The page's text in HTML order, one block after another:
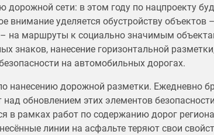
дорожной сети: в этом году по нацпроекту
внимание уделяется обустройству
на маршруты к социально значимым
знаков, нанесение горизонтальной
на автомобильных дорогах.
нанесению дорожной разметки. Ежедневно
обновлением этих элементов
в рамках работ по содержанию дорог
линии на асфальте теряют свои